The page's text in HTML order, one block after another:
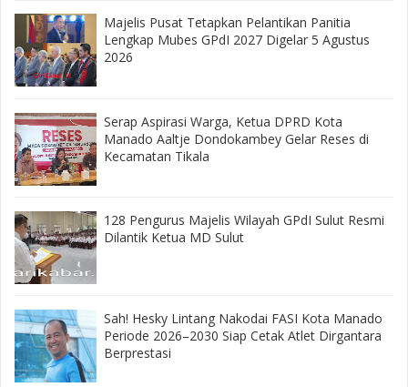
Majelis Pusat Tetapkan Pelantikan Panitia
Lengkap Mubes GPdI 2027 Digelar 5 Agustus
2026
‎Serap Aspirasi Warga, Ketua DPRD Kota
Manado Aaltje Dondokambey Gelar Reses di
Kecamatan Tikala ‎
128 Pengurus Majelis Wilayah GPdI Sulut Resmi
Dilantik Ketua MD Sulut
‎Sah! Hesky Lintang Nakodai FASI Kota Manado
Periode 2026–2030 Siap Cetak Atlet Dirgantara
Berprestasi